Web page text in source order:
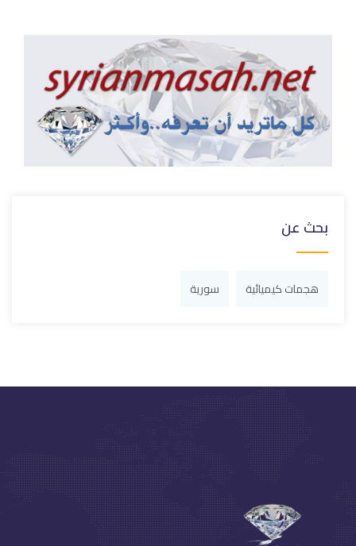
بحث عن
هجمات كيميائية سورية